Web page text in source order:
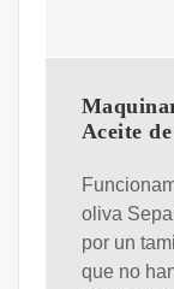
Aceite
oliva
por un
que no